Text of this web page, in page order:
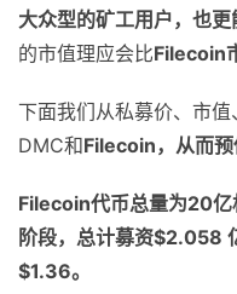
大众型的矿工用户，也更
的市值理应会比Filecoin
下面我们从私募价、市
DMC和Filecoin，从而
Filecoin代币总量为20亿
阶段，总计募资$2.058
$1.36。